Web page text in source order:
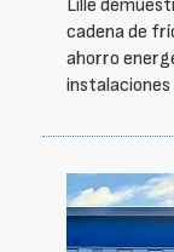
Lille
cadena de
ahorro